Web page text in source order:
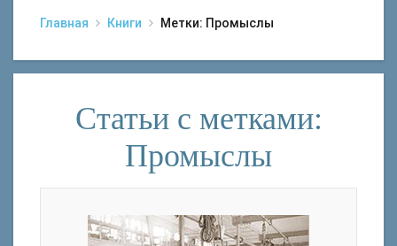
Главная Книги Метки: Промыслы
Статьи с метками:
Промыслы